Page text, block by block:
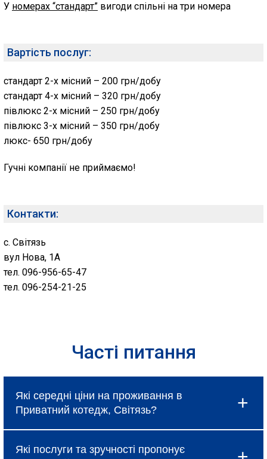
У номерах “стандарт” вигоди спільні на три номера
Вартість послуг:
стандарт 2-х місний – 200 грн/добу
стандарт 4-х місний – 320 грн/добу
півлюкс 2-х місний – 250 грн/добу
півлюкс 3-х місний – 350 грн/добу
люкс- 650 грн/добу
Гучні компанії не приймаємо!
Контакти:
с. Світязь
вул Нова, 1А
тел. 096-956-65-47
тел. 096-254-21-25
Часті питання
Які середні ціни на проживання в
Приватний котедж, Світязь?
і залежать від вибраного типу номеру, сезону та
Які послуги та зручності пропонує